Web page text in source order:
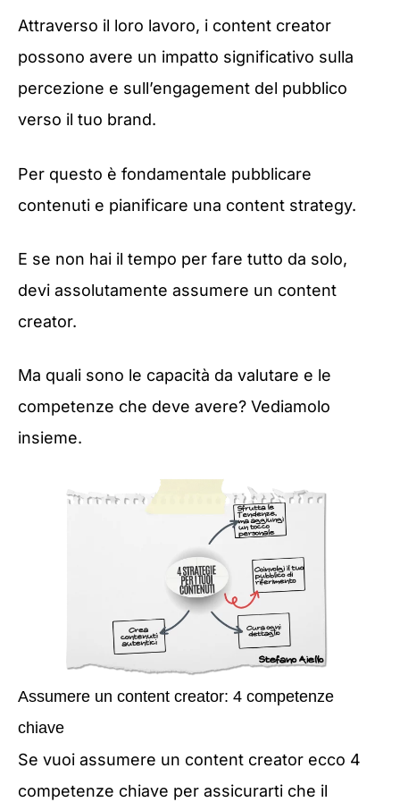
Attraverso il loro lavoro, i content creator
possono avere un impatto significativo sulla
percezione e sull’engagement del pubblico
verso il tuo brand.
Per questo è fondamentale pubblicare
contenuti e pianificare una content strategy.
E se non hai il tempo per fare tutto da solo,
devi assolutamente assumere un content
creator.
Ma quali sono le capacità da valutare e le
competenze che deve avere? Vediamolo
insieme.
Assumere un content creator: 4 competenze
chiave
Se vuoi assumere un content creator ecco 4
competenze chiave per assicurarti che il